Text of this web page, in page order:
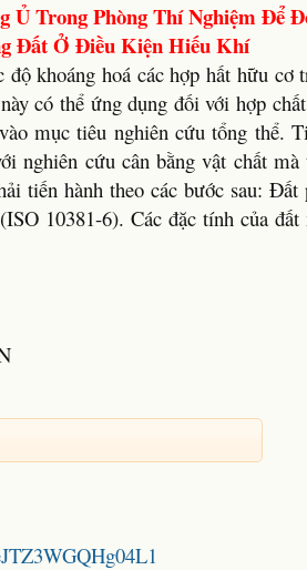
Ủ Trong Phòng Thí Nghiệm Để
Đất Ở Điều Kiện Hiếu Khí
khoáng hoá các hợp hất hữu cơ
có thể ứng dụng đối với hợp
mục tiêu nghiên cứu tổng thể.
nghiên cứu cân bằng vật chất
tiến hành theo các bước sau: Đất
10381-6). Các đặc tính của đất